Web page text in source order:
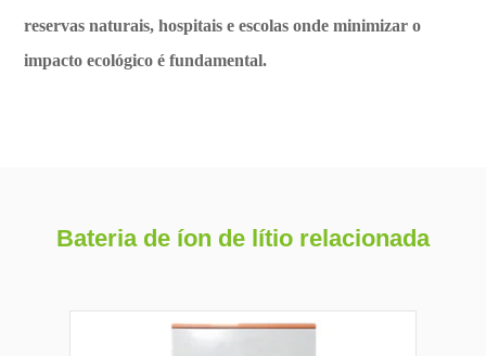
reservas naturais, hospitais e escolas onde minimizar o
impacto ecológico é fundamental.
Bateria de íon de lítio relacionada